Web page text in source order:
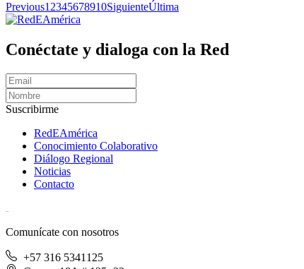
Previous1 2345678910SiguienteÚltima
Conéctate y dialoga con la Red
Suscribirme
RedEAmérica
Conocimiento Colaborativo
Diálogo Regional
Noticias
Contacto
Comunícate con nosotros
+57 316 5341125